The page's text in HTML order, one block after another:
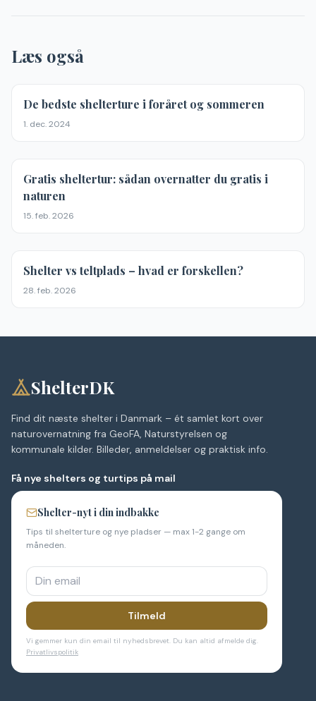
Læs også
De bedste shelterture i foråret og sommeren
1. dec. 2024
Gratis sheltertur: sådan overnatter du gratis i
naturen
15. feb. 2026
Shelter vs teltplads – hvad er forskellen?
28. feb. 2026
ShelterDK
Find dit næste shelter i Danmark – ét samlet kort over
naturovernatning fra GeoFA, Naturstyrelsen og
kommunale kilder. Billeder, anmeldelser og praktisk info.
Få nye shelters og turtips på mail
Shelter-nyt i din indbakke
Tips til shelterture og nye pladser — max 1-2 gange om
måneden.
Tilmeld
Vi gemmer kun din email til nyhedsbrevet. Du kan altid afmelde dig.
Privatlivspolitik